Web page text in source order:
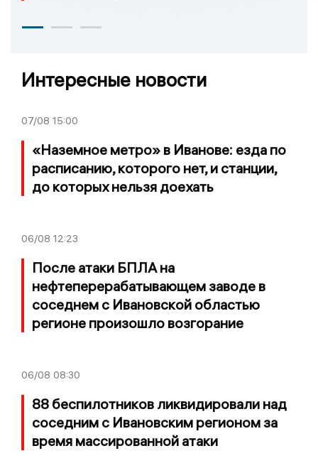
Интересные новости
07/08 15:00
«Наземное метро» в Иванове: езда по
расписанию, которого нет, и станции,
до которых нельзя доехать
06/08 12:23
После атаки БПЛА на
нефтеперерабатывающем заводе в
соседнем с Ивановской областью
регионе произошло возгорание
06/08 08:30
88 беспилотников ликвидировали над
соседним с Ивановским регионом за
время массированной атаки